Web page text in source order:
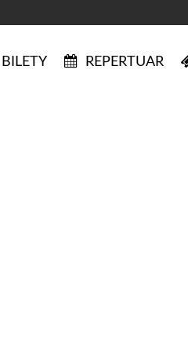
BILETY REPERTUAR